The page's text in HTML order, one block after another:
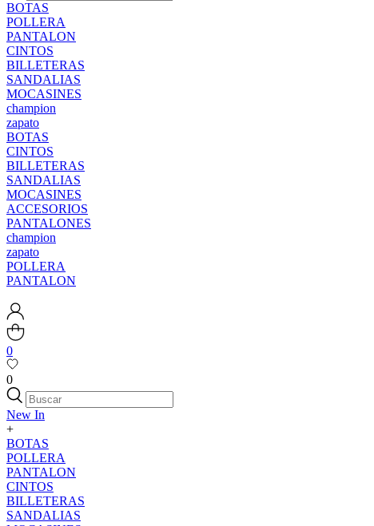
BOTAS
POLLERA
PANTALON
CINTOS
BILLETERAS
SANDALIAS
MOCASINES
champion
zapato
BOTAS
CINTOS
BILLETERAS
SANDALIAS
MOCASINES
ACCESORIOS
PANTALONES
champion
zapato
POLLERA
PANTALON
0
0
New In
+
BOTAS
POLLERA
PANTALON
CINTOS
BILLETERAS
SANDALIAS